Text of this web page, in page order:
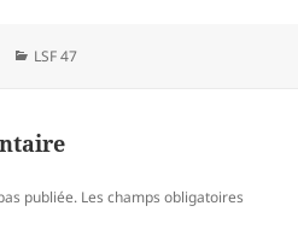
Catégories
LSF 47
publiée. Les champs obligatoires